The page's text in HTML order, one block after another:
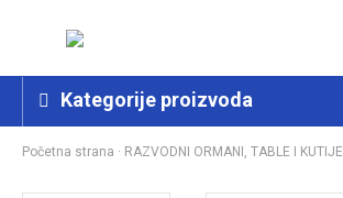
Kategorije proizvoda
Početna strana · RAZVODNI ORMANI, TABLE I KUTIJE